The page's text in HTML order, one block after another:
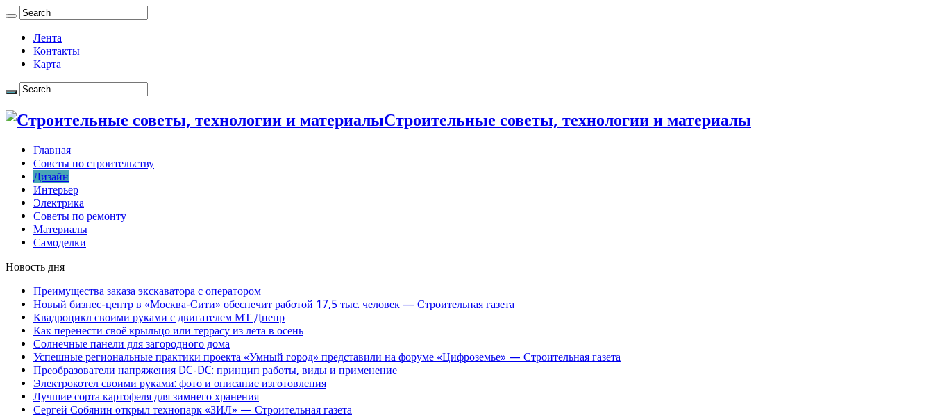
Лента
Контакты
Карта
Строительные советы, технологии и материалы
Главная
Советы по строительству
Дизайн
Интерьер
Электрика
Советы по ремонту
Материалы
Самоделки
Новость дня
Преимущества заказа экскаватора с оператором
Новый бизнес-центр в «Москва-Сити» обеспечит работой 17,5 тыс. человек — Строительная газета
Квадроцикл своими руками с двигателем МТ Днепр
Как перенести своё крыльцо или террасу из лета в осень
Солнечные панели для загородного дома
Успешные региональные практики проекта «Умный город» представили на форуме «Цифроземье» — Строительная газета
Преобразователи напряжения DC-DC: принцип работы, виды и применение
Электрокотел своими руками: фото и описание изготовления
Лучшие сорта картофеля для зимнего хранения
Сергей Собянин открыл технопарк «ЗИЛ» — Строительная газета